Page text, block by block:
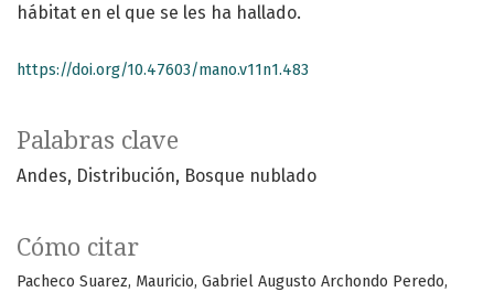
Palabras clave
Andes Distribución Bosque nublado
Cómo citar
Pacheco Suarez, Mauricio, Gabriel Augusto Archondo Peredo,
hábitat en el que se les ha hallado.
https://doi.org/10.47603/mano.v11n1.483